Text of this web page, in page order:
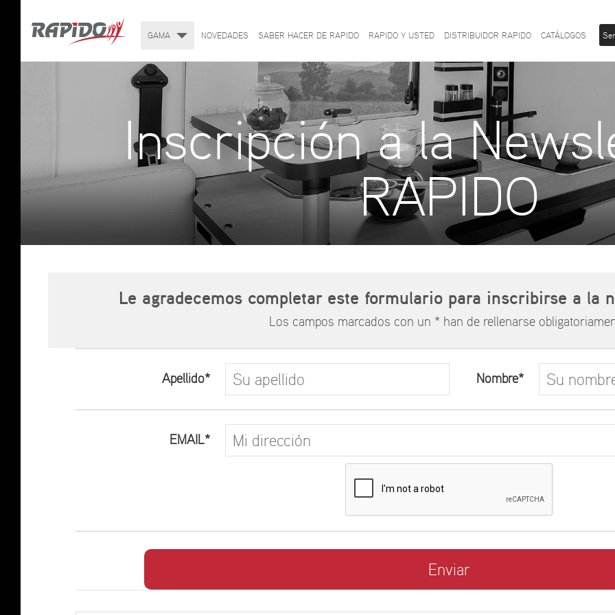
GAMA NOVEDADES SABER HACER DE RAPIDO RAPIDO Y USTED DISTRIBUIDOR RAPIDO CATÁLOGOS
Inscripción a la
RAPIDO
Le agradecemos completar este formulario para inscribirse a la
Los campos marcados con un * han de rellenarse
Apellido* Nombre*
EMAIL*